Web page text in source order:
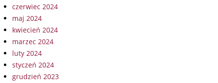
czerwiec 2024
maj 2024
kwiecień 2024
marzec 2024
luty 2024
styczeń 2024
grudzień 2023